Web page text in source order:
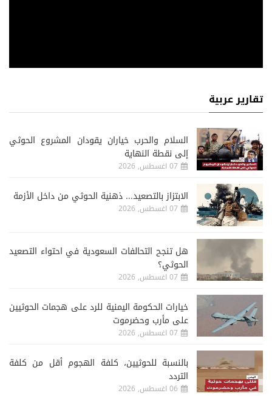
تقارير عربية
السلام والحرب خياران يقودان المشروع الحوثي
إلى نقطة النهاية
07 اغسطس, 2026
الابتزاز بالتصعيد... ذهنية الحوثي من داخل الأزمة
07 اغسطس, 2026
هل تنجح التحالفات السعودية في احتواء التصعيد
الحوثي؟
07 اغسطس, 2026
خيارات الحكومة اليمنية للرد على هجمات الحوثيين
على مأرب وحضرموت
07 اغسطس, 2026
‏بالنسبة للحوثيين، كلفة الهجوم أقل من كلفة
التردد
06 اغسطس, 2026